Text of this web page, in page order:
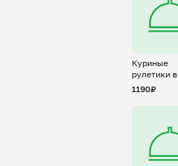
Куриные
рулетики в
беконе
1190₽